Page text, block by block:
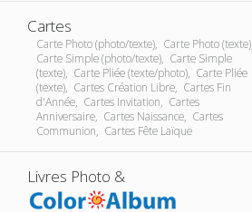
Cartes
Carte Photo (photo/texte), Carte Photo (texte),
Carte Simple (photo/texte), Carte Simple
(texte), Carte Pliée (texte/photo), Carte Pliée
(texte), Cartes Création Libre, Cartes Fin
d'Année, Cartes Invitation, Cartes
Anniversaire, Cartes Naissance, Cartes
Communion, Cartes Fête Laïque
Livres Photo &